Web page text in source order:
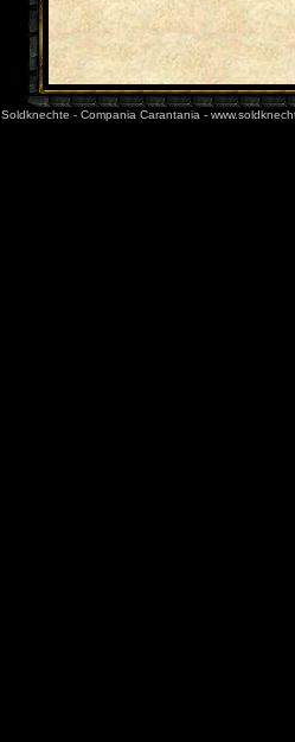
Soldknechte - Compania Carantania -